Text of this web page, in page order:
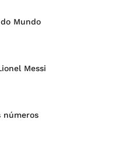
Mundo
Messi
números